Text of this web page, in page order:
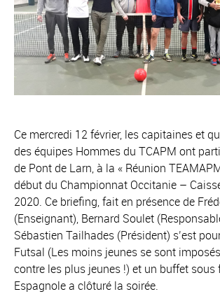
Ce mercredi 12 février, les capitaines et
des équipes Hommes du TCAPM ont
de Pont de Larn, à la « Réunion
début du Championnat Occitanie –
2020. Ce briefing, fait en présence de
(Enseignant), Bernard Soulet
Sébastien Tailhades (Président) s’est
Futsal (Les moins jeunes se sont
contre les plus jeunes !) et un buffet sous
Espagnolea clôturé la soirée.